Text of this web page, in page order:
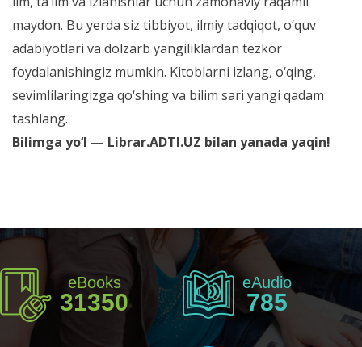
maydon. Bu yerda siz tibbiyot, ilmiy tadqiqot, o‘quv
adabiyotlari va dolzarb yangiliklardan tezkor
foydalanishingiz mumkin. Kitoblarni izlang, o‘qing,
sevimlilaringizga qo‘shing va bilim sari yangi qadam
tashlang.
Bilimga yo‘l — Librar.ADTI.UZ bilan yanada yaqin!
eBooks
31350
eAudio
785